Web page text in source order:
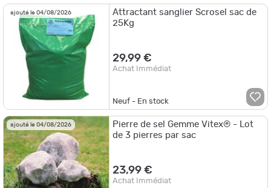
ajouté le 04/08/2026
Attractant sanglier Scrosel sac de
25Kg
29,99 €
Achat Immédiat
Neuf - En stock
ajouté le 04/08/2026
Pierre de sel Gemme Vitex® - Lot
de 3 pierres par sac
23,99 €
Achat Immédiat